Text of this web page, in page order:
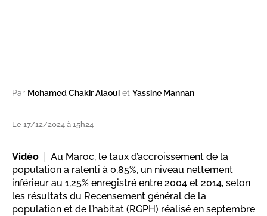
Par Mohamed Chakir Alaoui et Yassine Mannan
Le 17/12/2024 à 15h24
Vidéo
Au Maroc, le taux d’accroissement de la
population a ralenti à 0,85%, un niveau nettement
inférieur au 1,25% enregistré entre 2004 et 2014, selon
les résultats du Recensement général de la
population et de l’habitat (RGPH) réalisé en septembre